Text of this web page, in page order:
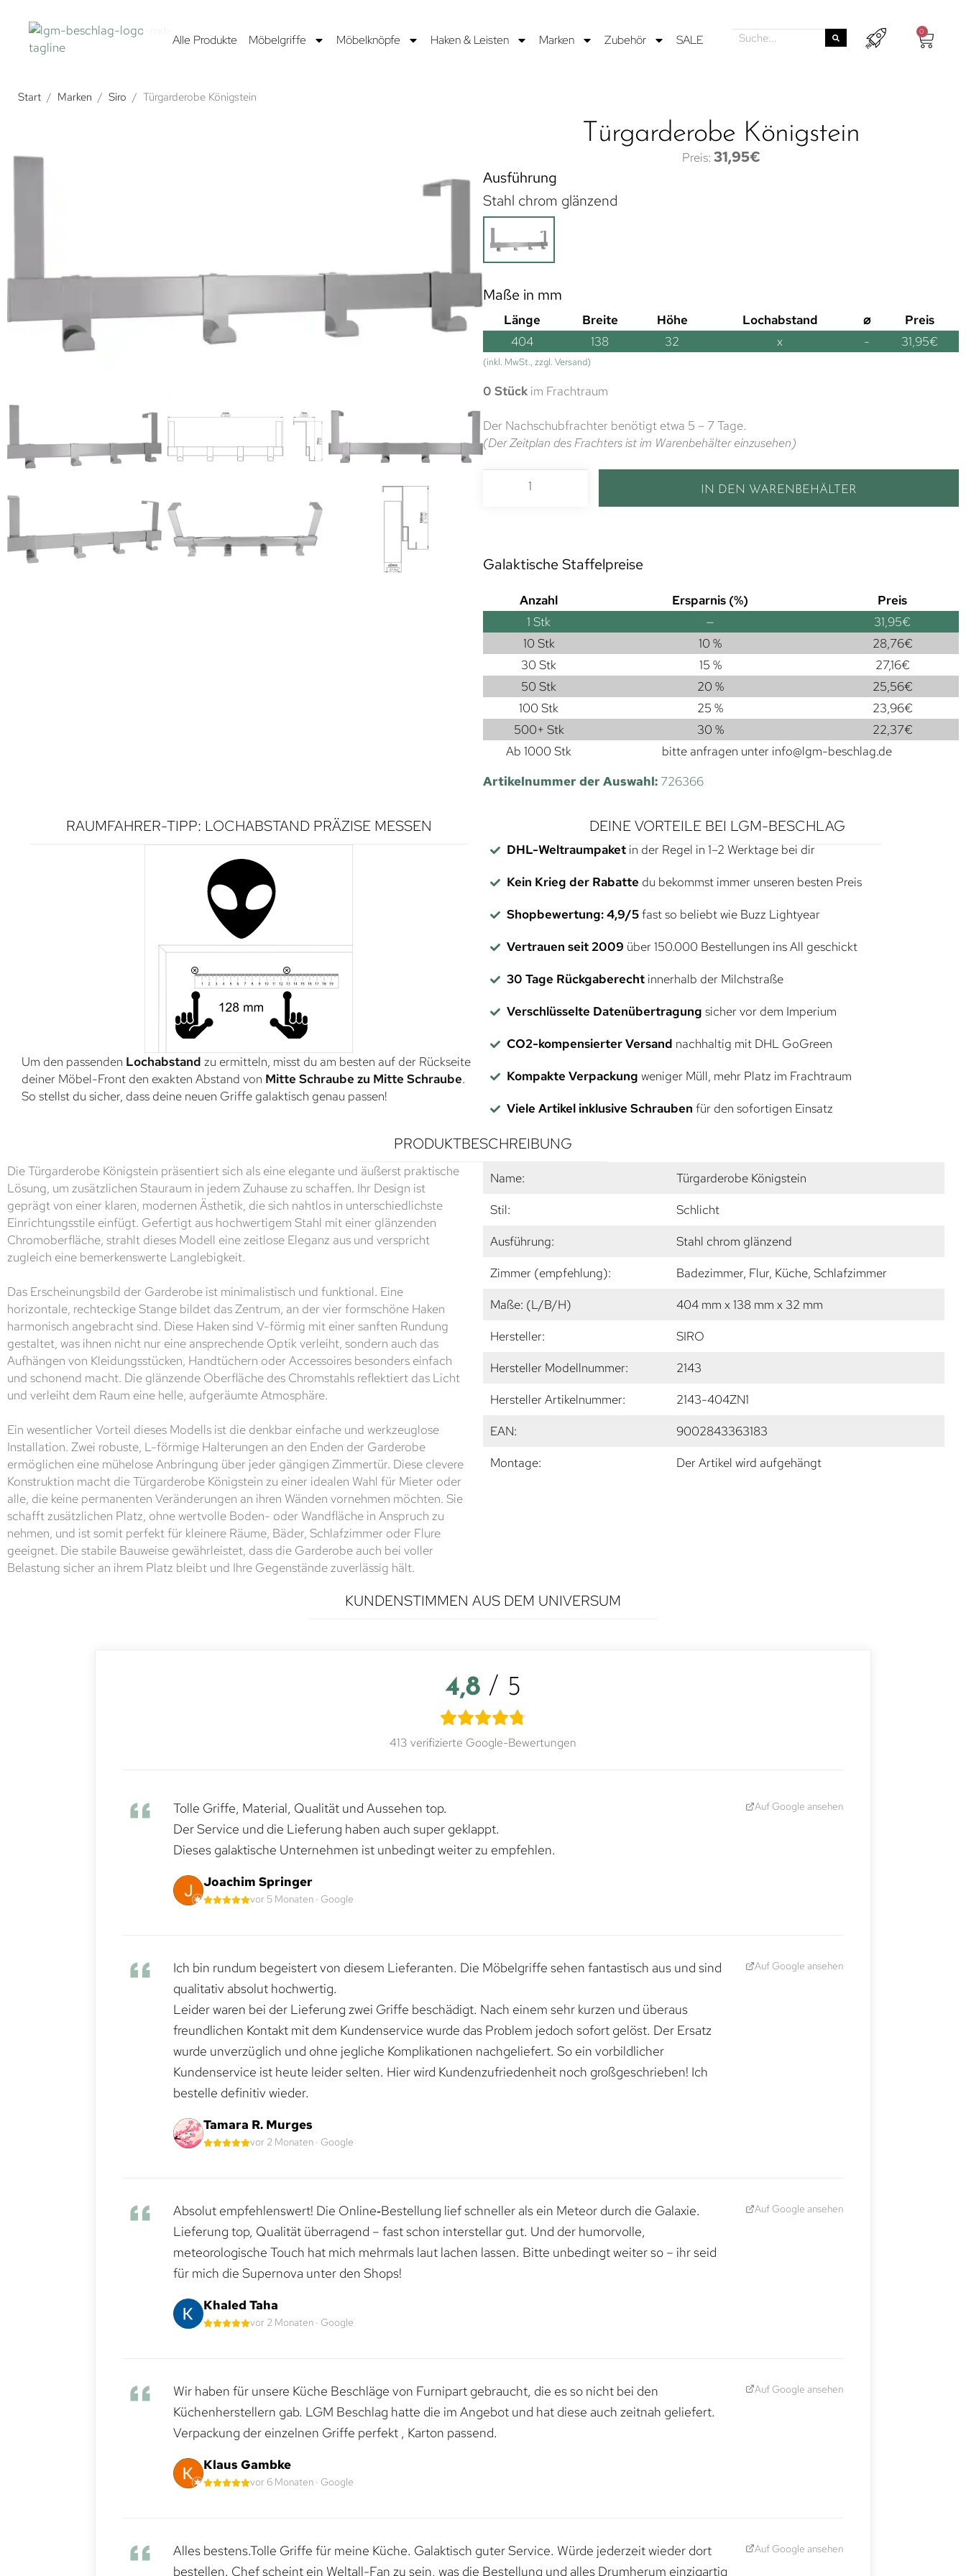
Alle Produkte Möbelgriffe Möbelknöpfe Haken & Leisten Marken Zubehör SALE
0
Start / Marken / Siro / Türgarderobe Königstein
Türgarderobe Königstein
31,95€
Ausführung
Stahl chrom glänzend
Maße in mm
Länge Breite Höhe Lochabstand ⌀
Preis
404
138 32 x - 31,95€
(inkl. MwSt., zzgl. Versand)
0 Stück im Frachtraum
Der Nachschubfrachter benötigt etwa 5 – 7 Tage.
(Der Zeitplan des Frachters ist im Warenbehälter einzusehen)
IN DEN WARENBEHÄLTER
Galaktische Staffelpreise
Anzahl Ersparnis (%)
Preis
1 Stk — 31,95€
10 Stk
10 % 28,76€
30 Stk
15 % 27,16€
50 Stk
20 % 25,56€
100 Stk
25 % 23,96€
500+ Stk
30 % 22,37€
Ab 1000 Stk
bitte anfragen unter info@lgm-beschlag.de
Artikelnummer der Auswahl: 726366
RAUMFAHRER-TIPP: LOCHABSTAND PRÄZISE MESSEN
Um den passenden Lochabstand zu ermitteln, misst du am besten auf der Rückseite
deiner Möbel-Front den exakten Abstand von Mitte Schraube zu Mitte Schraube.
So stellst du sicher, dass deine neuen Griffe galaktisch genau passen!
DEINE VORTEILE BEI LGM-BESCHLAG
DHL-Weltraumpaketin der Regel in 1–2 Werktage bei dir
Kein Krieg der Rabatte du bekommst immer unseren besten Preis
Shopbewertung: 4,9/5fast so beliebt wie Buzz Lightyear
Vertrauen seit 2009 über 150.000 Bestellungen ins All geschickt
30 Tage Rückgaberechtinnerhalb der Milchstraße
Verschlüsselte Datenübertragung sicher vor dem Imperium
CO2-kompensierter Versand nachhaltig mit DHL GoGreen
Kompakte Verpackung weniger Müll, mehr Platz im Frachtraum
Viele Artikel inklusive Schrauben für den sofortigen Einsatz
PRODUKTBESCHREIBUNG
Die Türgarderobe Königstein präsentiert sich als eine elegante und äußerst praktische
Lösung, um zusätzlichen Stauraum in jedem Zuhause zu schaffen. Ihr Design ist
geprägt von einer klaren, modernen Ästhetik, die sich nahtlos in unterschiedlichste
Einrichtungsstile einfügt. Gefertigt aus hochwertigem Stahl mit einer glänzenden
Chromoberfläche, strahlt dieses Modell eine zeitlose Eleganz aus und verspricht
zugleich eine bemerkenswerte Langlebigkeit.
Das Erscheinungsbild der Garderobe ist minimalistisch und funktional. Eine
horizontale, rechteckige Stange bildet das Zentrum, an der vier formschöne Haken
harmonisch angebracht sind. Diese Haken sind V-förmig mit einer sanften Rundung
gestaltet, was ihnen nicht nur eine ansprechende Optik verleiht, sondern auch das
Aufhängen von Kleidungsstücken, Handtüchern oder Accessoires besonders einfach
und schonend macht. Die glänzende Oberfläche des Chromstahls reflektiert das Licht
und verleiht dem Raum eine helle, aufgeräumte Atmosphäre.
Ein wesentlicher Vorteil dieses Modells ist die denkbar einfache und werkzeuglose
Installation. Zwei robuste, L-förmige Halterungen an den Enden der Garderobe
ermöglichen eine mühelose Anbringung über jeder gängigen Zimmertür. Diese clevere
Konstruktion macht die Türgarderobe Königstein zu einer idealen Wahl für Mieter oder
alle, die keine permanenten Veränderungen an ihren Wänden vornehmen möchten. Sie
schafft zusätzlichen Platz, ohne wertvolle Boden- oder Wandfläche in Anspruch zu
nehmen, und ist somit perfekt für kleinere Räume, Bäder, Schlafzimmer oder Flure
geeignet. Die stabile Bauweise gewährleistet, dass die Garderobe auch bei voller
Belastung sicher an ihrem Platz bleibt und Ihre Gegenstände zuverlässig hält.
Name:
Türgarderobe Königstein
Stil:
Schlicht
Ausführung:
Stahl chrom glänzend
Zimmer (empfehlung):
Badezimmer, Flur, Küche, Schlafzimmer
Maße: (L/B/H)
404 mm x 138 mm x 32 mm
Hersteller:
SIRO
Hersteller Modellnummer:
2143
Hersteller Artikelnummer:
2143-404ZN1
EAN:
9002843363183
Montage:
Der Artikel wird aufgehängt
KUNDENSTIMMEN AUS DEM UNIVERSUM
4,8 / 5
413 verifizierte Google-Bewertungen
Tolle Griffe, Material, Qualität und Aussehen top.
Der Service und die Lieferung haben auch super geklappt.
Dieses galaktische Unternehmen ist unbedingt weiter zu empfehlen.
Joachim Springer
vor 5 Monaten · Google
Auf Google ansehen
Ich bin rundum begeistert von diesem Lieferanten. Die Möbelgriffe sehen fantastisch aus und sind
qualitativ absolut hochwertig.
Leider waren bei der Lieferung zwei Griffe beschädigt. Nach einem sehr kurzen und überaus
freundlichen Kontakt mit dem Kundenservice wurde das Problem jedoch sofort gelöst. Der Ersatz
wurde unverzüglich und ohne jegliche Komplikationen nachgeliefert. So ein vorbildlicher
Kundenservice ist heute leider selten. Hier wird Kundenzufriedenheit noch großgeschrieben! Ich
bestelle definitiv wieder.
Tamara R. Murges
vor 2 Monaten · Google
Auf Google ansehen
Absolut empfehlenswert! Die Online‑Bestellung lief schneller als ein Meteor durch die Galaxie.
Lieferung top, Qualität überragend – fast schon interstellar gut. Und der humorvolle,
meteorologische Touch hat mich mehrmals laut lachen lassen. Bitte unbedingt weiter so – ihr seid
für mich die Supernova unter den Shops!
Khaled Taha
vor 2 Monaten · Google
Auf Google ansehen
Wir haben für unsere Küche Beschläge von Furnipart gebraucht, die es so nicht bei den
Küchenherstellern gab. LGM Beschlag hatte die im Angebot und hat diese auch zeitnah geliefert.
Verpackung der einzelnen Griffe perfekt , Karton passend.
Klaus Gambke
vor 6 Monaten · Google
Auf Google ansehen
Alles bestens.Tolle Griffe für meine Küche. Galaktisch guter Service. Würde jederzeit wieder dort
bestellen. Chef scheint ein Weltall-Fan zu sein, was die Bestellung und alles Drumherum einzigartig
Auf Google ansehen